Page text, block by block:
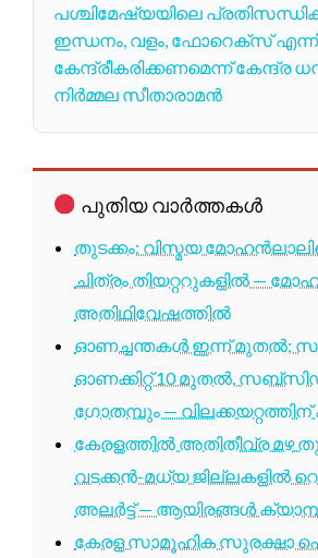
പശ്ചിമേഷ്യയിലെ
ഇന്ധനം, വളം, ഫോറെക്സ്
കേന്ദ്രീകരിക്കണമെന്ന് കേന്ദ്ര
നിർമ്മല സീതാരാമൻ
പുതിയ വാർത്തകൾ
തുടക്കം: വിസ്മയ
ചിത്രം തിയറ്ററുകളിൽ —
അതിഥിവേഷത്തിൽ
ഓണച്ചന്തകൾ ഇന്ന് മുതൽ;
ഓണക്കിറ്റ് 10 മുതൽ,
ഗോതമ്പും —
കേരളത്തിൽ അതിതീവ്ര മഴ
വടക്കൻ-മധ്യ ജില്ലകളിൽ
അലർട്ട് — ആയിരങ്ങൾ
കേരള സാമൂഹിക സുരക്ഷാ